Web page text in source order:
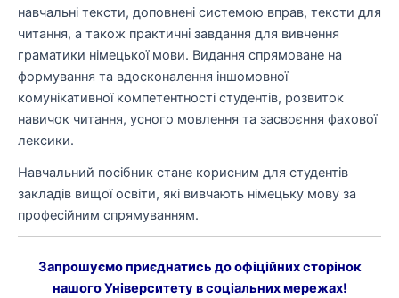
навчальні тексти, доповнені системою вправ, тексти для
читання, а також практичні завдання для вивчення
граматики німецької мови. Видання спрямоване на
формування та вдосконалення іншомовної
комунікативної компетентності студентів, розвиток
навичок читання, усного мовлення та засвоєння фахової
лексики.
Навчальний посібник стане корисним для студентів
закладів вищої освіти, які вивчають німецьку мову за
професійним спрямуванням.
Запрошуємо приєднатись до офіційних сторінок
нашого Університету в соціальних мережах!